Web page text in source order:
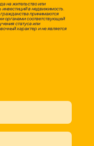
на жительство или
инвестиций в недвижимость.
принимаются
органами соответствующей
статуса или
характер и не является